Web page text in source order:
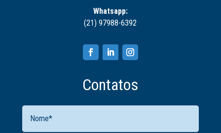
Whatsapp:
(21) 97988-6392
Contatos